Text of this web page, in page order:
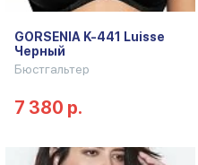
GORSENIA K-441 Luisse
Черный
Бюстгальтер
7 380 р.